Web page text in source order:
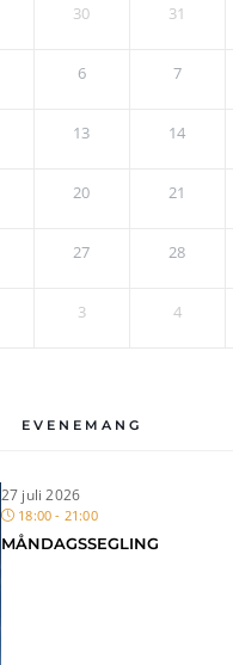
30 31
6 7
13 14
20 21
27 28
3 4
EVENEMANG
27 juli 2026
18:00 - 21:00
MÅNDAGSSEGLING